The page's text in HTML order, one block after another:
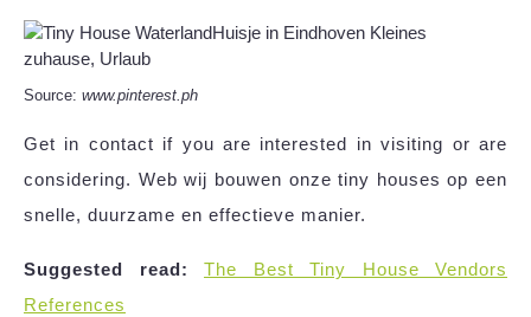
Source: www.pinterest.ph
Get in contact if you are interested in visiting or are
considering. Web wij bouwen onze tiny houses op een
snelle, duurzame en effectieve manier.
Suggested read:
The Best Tiny House Vendors
References